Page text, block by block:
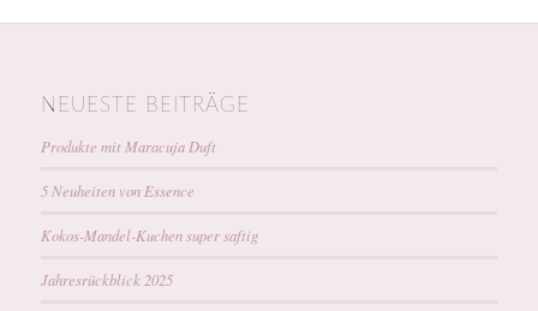
NEUESTE BEITRÄGE
Produkte mit Maracuja Duft
5 Neuheiten von Essence
Kokos-Mandel-Kuchen super saftig
Jahresrückblick 2025